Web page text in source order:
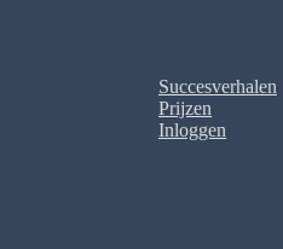
Succesverhalen
Prijzen
Inloggen